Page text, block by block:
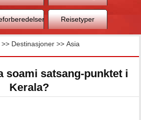
Reisetyper
Destinasjoner >> Asia
soami satsang-punktet i
Kerala?